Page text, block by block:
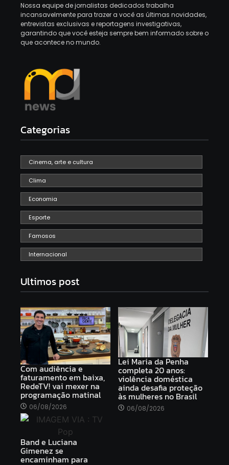
Nossa equipe de jornalistas dedicados trabalha
incansavelmente para trazer a você as últimas novidades,
entrevistas exclusivas e reportagens investigativas,
garantindo que você esteja sempre bem informado sobre o
que acontece no mundo.
Categorias
Cinema, arte e cultura
Clima
Economia
Esporte
Famosos
Internacional
Ultimos post
Com audiência e
faturamento em baixa,
RedeTV! vai mexer na
programação matinal
06/08/2026
Lei Maria da Penha
completa 20 anos:
violência doméstica
ainda desafia proteção
às mulheres no Brasil
06/08/2026
Band e Luciana
Gimenez se
encaminham para